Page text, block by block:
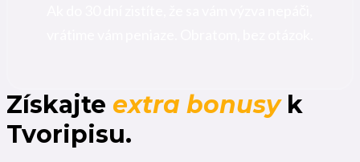
Získajte extra bonusy k
Tvoripisu.